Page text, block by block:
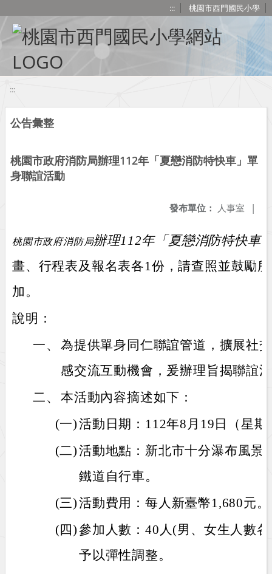
::: 桃園市西門國民小學
:::
公告彙整
桃園市政府消防局​​​​​​​辦理112年「夏戀消防特快車」單
身聯誼活動
發布單位： 人事室 |
桃園市政府消防局辦理112年「夏戀消防特快車
畫、行程表及報名表各1份，請查照並鼓勵
加。
說明：
一、 為提供單身同仁聯誼管道，擴展社
感交流互動機會，爰辦理旨揭聯誼
二、 本活動內容摘述如下：
(一)活動日期：112年8月19日（星期
(二)活動地點：新北市十分瀑布風景
鐵道自行車。
(三)活動費用：每人新臺幣1,680元。
(四)參加人數：40人(男、女生人數
予以彈性調整。